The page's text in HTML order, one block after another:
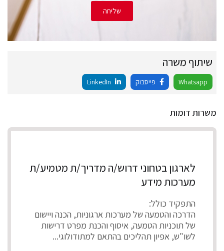
שליחה
שיתוף משרה
Whatsapp פייסבוק
משרות דומות
לארגון בטחוני דרוש/ה מדריך/ת מטמיע/ת
מערכות מידע
התפקיד כולל:
הדרכה והטמעה של מערכות ארגוניות, הכנה ויישום
של תוכניות הטמעה, איסוף והכנת מפרט דרישות
לשו"ש, אפיון תהליכים בהתאם למתודולוגי...